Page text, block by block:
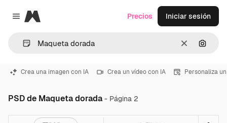
Close menu
Magnific
Borrar
Precios Iniciar sesión
Crea una imagen con IA Crea un vídeo con IA Personaliza
PSD de Maqueta dorada - Página 2